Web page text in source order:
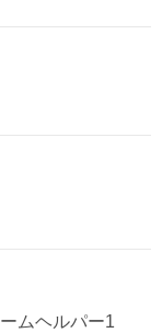
ムヘルパー1